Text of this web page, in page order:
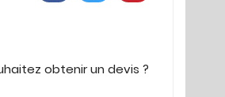
obtenir un devis ?